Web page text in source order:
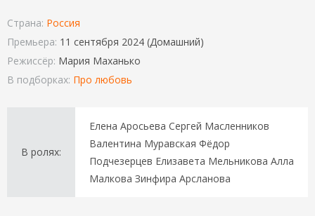
Страна: Россия
Премьера: 11 сентября 2024 (Домашний)
Режиссёр: Мария Маханько
В подборках: Про любовь
В ролях:
Елена Аросьева Сергей Масленников
Валентина Муравская Фёдор
Подчезерцев Елизавета Мельникова Алла
Малкова Зинфира Арсланова